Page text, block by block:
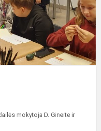
mokytoja D. Gineite ir